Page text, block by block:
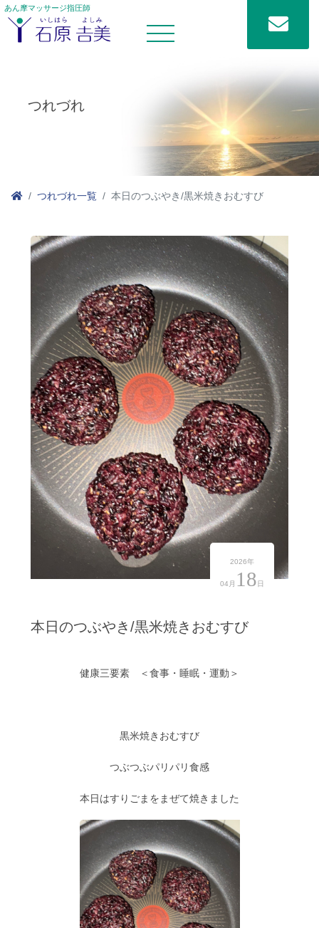
あん摩マッサージ指圧師
つれづれ
つれづれ一覧 本日のつぶやき/黒米焼きおむすび
2026年
04月 18 日
本日のつぶやき/黒米焼きおむすび
健康三要素 ＜食事・睡眠・運動＞
黒米焼きおむすび
つぶつぶパリパリ食感
本日はすりごまをまぜて焼きました